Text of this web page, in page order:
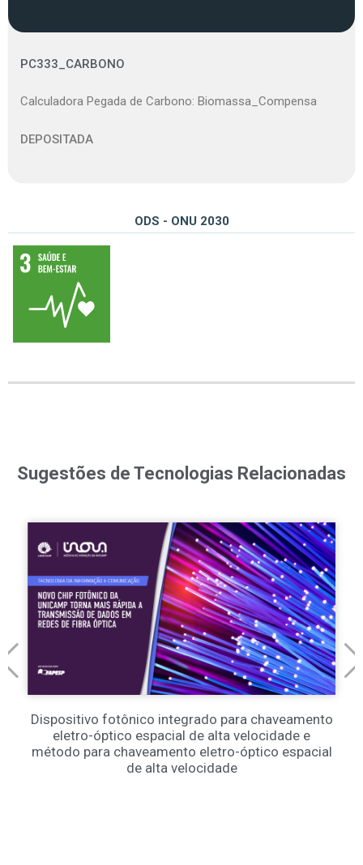
PC333_CARBONO
Calculadora Pegada de Carbono: Biomassa_Compensa
DEPOSITADA
ODS - ONU 2030
Sugestões de Tecnologias Relacionadas
Dispositivo fotônico integrado para chaveamento
eletro-óptico espacial de alta velocidade e
método para chaveamento eletro-óptico espacial
de alta velocidade